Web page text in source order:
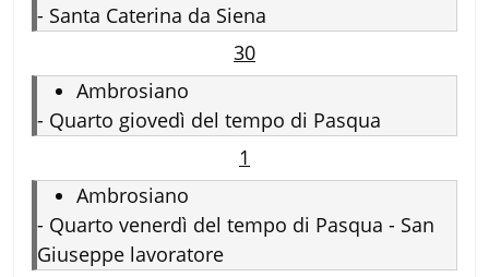
- Santa Caterina da Siena
30
Ambrosiano
- Quarto giovedì del tempo di Pasqua
1
Ambrosiano
- Quarto venerdì del tempo di Pasqua - San
Giuseppe lavoratore